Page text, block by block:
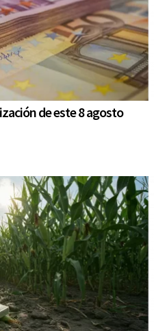
de este 8 agosto